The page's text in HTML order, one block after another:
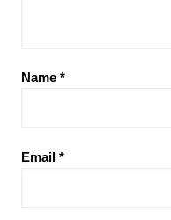
Name *
Email *